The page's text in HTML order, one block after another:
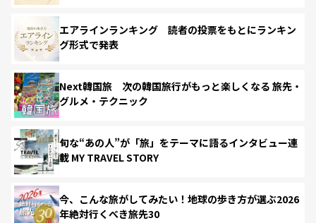
エアラインランキング 読者の投票をもとにランキン
グ形式で発表
Next韓国旅 次の韓国旅行がもっと楽しくなる 旅先・
グルメ・テクニック
旬な“あの人”が「旅」をテーマに語るインタビュー連
載 MY TRAVEL STORY
今、こんな旅がしてみたい！地球の歩き方が選ぶ2026
年絶対行くべき旅先30